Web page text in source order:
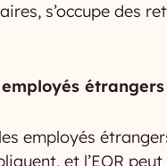
s’occupe des
employés
et l’EOR